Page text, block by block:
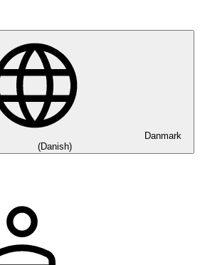
Danmark
(Danish)